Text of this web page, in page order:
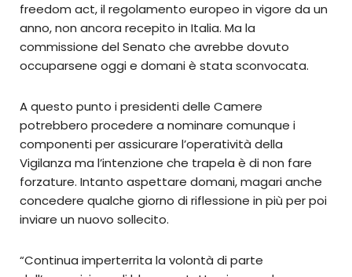
freedom act, il regolamento europeo in vigore da un
anno, non ancora recepito in Italia. Ma la
commissione del Senato che avrebbe dovuto
occuparsene oggi e domani è stata sconvocata.
A questo punto i presidenti delle Camere
potrebbero procedere a nominare comunque i
componenti per assicurare l’operatività della
Vigilanza ma l’intenzione che trapela è di non fare
forzature. Intanto aspettare domani, magari anche
concedere qualche giorno di riflessione in più per poi
inviare un nuovo sollecito.
“Continua imperterrita la volontà di parte